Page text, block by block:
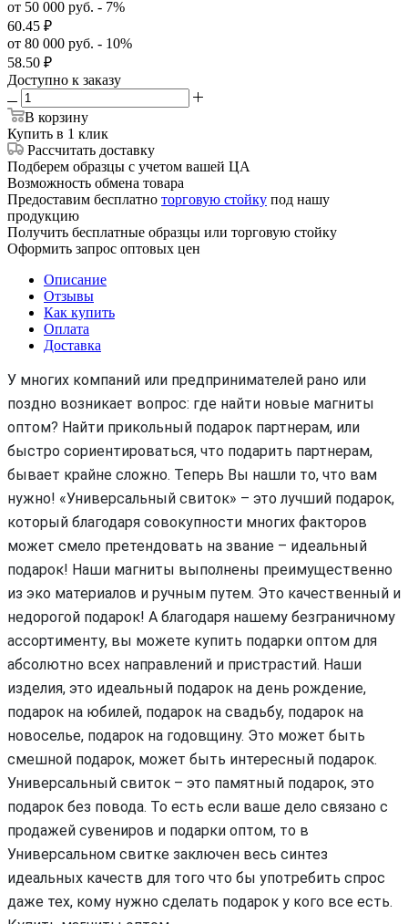
от 50 000 руб. - 7%
60.45 ₽
от 80 000 руб. - 10%
58.50 ₽
Доступно к заказу
В корзину
Купить в 1 клик
Рассчитать доставку
Подберем образцы с учетом вашей ЦА
Возможность обмена товара
Предоставим бесплатно торговую стойку под нашу
продукцию
Получить бесплатные образцы или торговую стойку
Оформить запрос оптовых цен
Описание
Отзывы
Как купить
Оплата
Доставка
У многих компаний или предпринимателей рано или
поздно возникает вопрос: где найти новые магниты
оптом? Найти прикольный подарок партнерам, или
быстро сориентироваться, что подарить партнерам,
бывает крайне сложно. Теперь Вы нашли то, что вам
нужно! «Универсальный свиток» – это лучший подарок,
который благодаря совокупности многих факторов
может смело претендовать на звание – идеальный
подарок! Наши магниты выполнены преимущественно
из эко материалов и ручным путем. Это качественный и
недорогой подарок! А благодаря нашему безграничному
ассортименту, вы можете купить подарки оптом для
абсолютно всех направлений и пристрастий. Наши
изделия, это идеальный подарок на день рождение,
подарок на юбилей, подарок на свадьбу, подарок на
новоселье, подарок на годовщину. Это может быть
смешной подарок, может быть интересный подарок.
Универсальный свиток – это памятный подарок, это
подарок без повода. То есть если ваше дело связано с
продажей сувениров и подарки оптом, то в
Универсальном свитке заключен весь синтез
идеальных качеств для того что бы употребить спрос
даже тех, кому нужно сделать подарок у кого все есть.